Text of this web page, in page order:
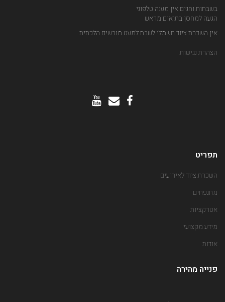
בשבתות וחגים אין מענה טלפוני
הגעה למחסן בתיאום מראש
אין השכרת ציוד חשמלי לשבת למעט מורשים הלכתית
הצהרת נגישות
תפריט
השכרת ציוד לאירועים
מתנפחים
אטרקציות
מידע מקצועי
אודות
פנייה מהירה